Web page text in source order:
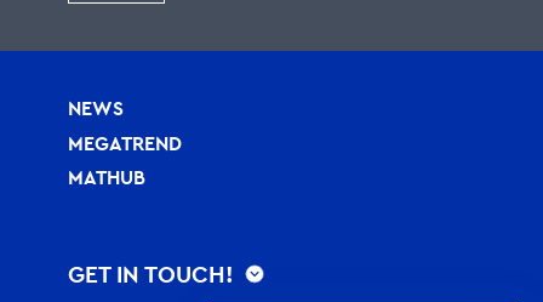
NEWS
MEGATREND
MATHUB
GET IN TOUCH!